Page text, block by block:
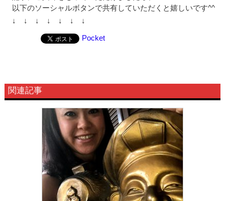
以下のソーシャルボタンで共有していただくと嬉しいです^^
↓ ↓ ↓ ↓ ↓ ↓ ↓
Pocket
関連記事